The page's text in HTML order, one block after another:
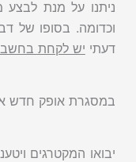
ניתנו על מנת לבצע
וכדומה. בסופו של
דעתי יש לקחת
במסגרת אופק חדש
יבואו המקטרגים